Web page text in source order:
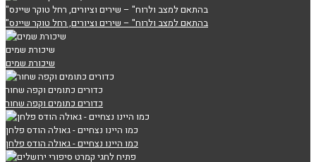
"בהתאם למצב ולרוח" – שירים וציורים, רחל טוקר שיינס
"בהתאם למצב ולרוח" – שירים וציורים, רחל טוקר שיינס
שיכורת שמים
שיכורת שמים
כדורים כתומים וקפה שחור
כדורים כתומים וקפה שחור
כמו היינו נצחיים - גאולה הודס פלחן
כמו היינו נצחיים - גאולה הודס פלחן